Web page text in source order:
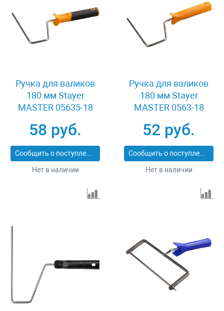
Ручка для валиков
180 мм Stayer
MASTER 05635-18
58 руб.
Сообщить о поступлении
Нет в наличии
Ручка для валиков
180 мм Stayer
MASTER 0563-18
52 руб.
Сообщить о поступлении
Нет в наличии